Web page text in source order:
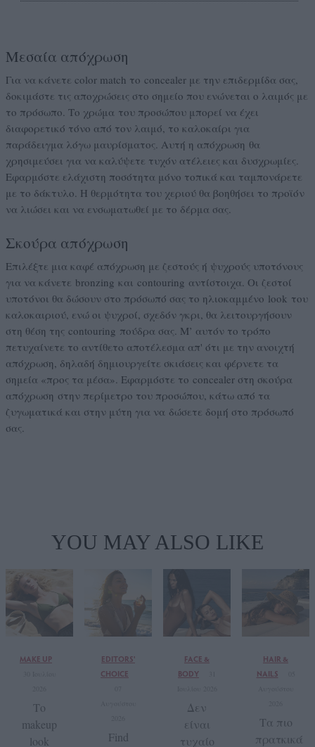
Μεσαία απόχρωση
Για να κάνετε color match το concealer με την επιδερμίδα σας,
δοκιμάστε τις αποχρώσεις στο σημείο που ενώνεται ο λαιμός με
το πρόσωπο. Το χρώμα του προσώπου μπορεί να έχει
διαφορετικό τόνο από τον λαιμό, το καλοκαίρι για
παράδειγμα λόγω μαυρίσματος. Αυτή η απόχρωση θα
χρησιμεύσει για να καλύψετε τυχόν ατέλειες και δυσχρωμίες.
Εφαρμόστε ελάχιστη ποσότητα μόνο τοπικά και ταμπονάρετε
με το δάκτυλο. Η θερμότητα του χεριού θα βοηθήσει το προϊόν
να λιώσει και να ενσωματωθεί με το δέρμα σας.
Σκούρα απόχρωση
Επιλέξτε μια καφέ απόχρωση με ζεστούς ή ψυχρούς υποτόνους
για να κάνετε bronzing και contouring αντίστοιχα. Οι ζεστοί
υποτόνοι θα δώσουν στο πρόσωπό σας το ηλιοκαμμένο look του
καλοκαιριού, ενώ οι ψυχροί, σχεδόν γκρι, θα λειτουργήσουν
στη θέση της contouring πούδρα σας. Μ’ αυτόν το τρόπο
πετυχαίνετε το αντίθετο αποτέλεσμα απ' ότι με την ανοιχτή
απόχρωση, δηλαδή δημιουργείτε σκιάσεις και φέρνετε τα
σημεία «προς τα μέσα». Εφαρμόστε το concealer στη σκούρα
απόχρωση στην περίμετρο του προσώπου, κάτω από τα
ζυγωματικά και στην μύτη για να δώσετε δομή στο πρόσωπό
σας.
YOU MAY ALSO LIKE
MAKE UP
Το
makeup
look
EDITORS'
CHOICE
Find
FACE &
BODY
Δεν
είναι
τυχαίο
HAIR &
NAILS
Τα πιο
πρατκικά